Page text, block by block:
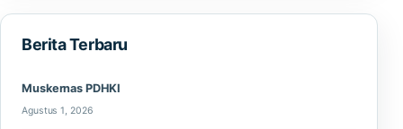
Berita Terbaru
Muskernas PDHKI
Agustus 1, 2026